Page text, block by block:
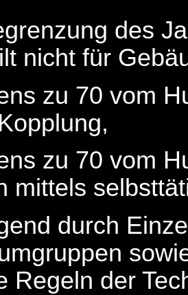
des
nicht für
zu 70 vom
zu 70 vom
mittels
durch
Regeln der